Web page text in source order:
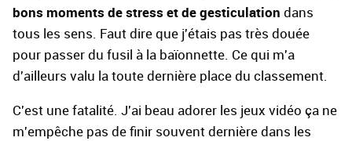
bons moments de stress et de gesticulation dans
tous les sens. Faut dire que j'étais pas très douée
pour passer du fusil à la baïonnette. Ce qui m'a
d'ailleurs valu la toute dernière place du classement.
C'est une fatalité. J'ai beau adorer les jeux vidéo ça ne
m'empêche pas de finir souvent dernière dans les